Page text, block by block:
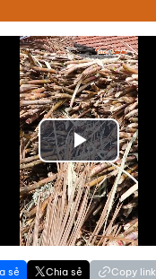
Play
Video
sẻ Chia sẻ Copy link